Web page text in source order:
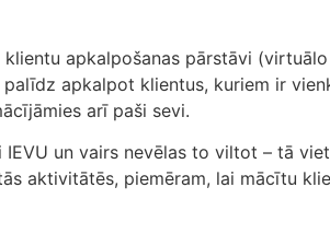
apkalpošanas pārstāvi
apkalpot klientus, kuriem ir
arī paši sevi.
un vairs nevēlas to viltot – tā
aktivitātēs, piemēram, lai mācītu